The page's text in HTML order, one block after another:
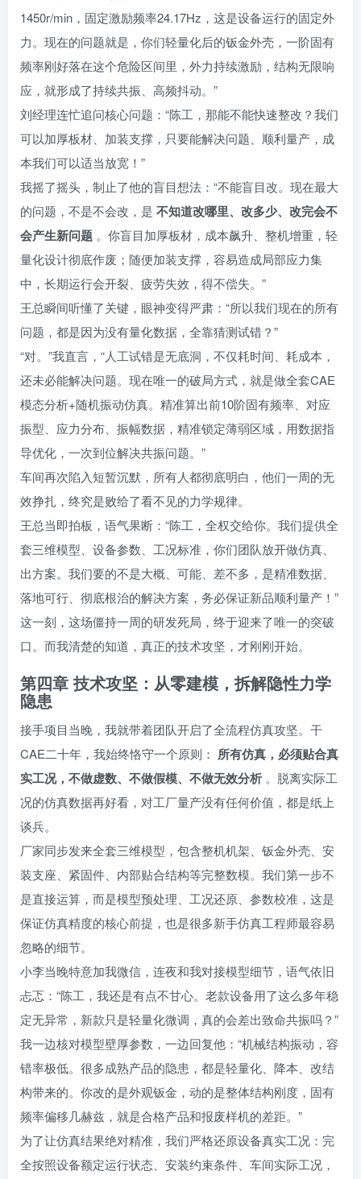
1450r/min，固定激励频率24.17Hz，这是设备运行的固定外
力。现在的问题就是，你们轻量化后的钣金外壳，一阶固有
频率刚好落在这个危险区间里，外力持续激励，结构无限响
应，就形成了持续共振、高频抖动。”
刘经理连忙追问核心问题：“陈工，那能不能快速整改？我们
可以加厚板材、加装支撑，只要能解决问题、顺利量产，成
本我们可以适当放宽！”
我摇了摇头，制止了他的盲目想法：“不能盲目改。现在最大
的问题，不是不会改，是 不知道改哪里、改多少、改完会不
会产生新问题 。你盲目加厚板材，成本飙升、整机增重，轻
量化设计彻底作废；随便加装支撑，容易造成局部应力集
中，长期运行会开裂、疲劳失效，得不偿失。”
王总瞬间听懂了关键，眼神变得严肃：“所以我们现在的所有
问题，都是因为没有量化数据，全靠猜测试错？”
“对。”我直言，“人工试错是无底洞，不仅耗时间、耗成本，
还未必能解决问题。现在唯一的破局方式，就是做全套CAE
模态分析+随机振动仿真。精准算出前10阶固有频率、对应
振型、应力分布、振幅数据，精准锁定薄弱区域，用数据指
导优化，一次到位解决共振问题。”
车间再次陷入短暂沉默，所有人都彻底明白，他们一周的无
效挣扎，终究是败给了看不见的力学规律。
王总当即拍板，语气果断：“陈工，全权交给你。我们提供全
套三维模型、设备参数、工况标准，你们团队放开做仿真、
出方案。我们要的不是大概、可能、差不多，是精准数据、
落地可行、彻底根治的解决方案，务必保证新品顺利量产！”
这一刻，这场僵持一周的研发死局，终于迎来了唯一的突破
口。而我清楚的知道，真正的技术攻坚，才刚刚开始。
第四章 技术攻坚：从零建模，拆解隐性力学
隐患
接手项目当晚，我就带着团队开启了全流程仿真攻坚。干
CAE二十年，我始终恪守一个原则： 所有仿真，必须贴合真
实工况，不做虚数、不做假模、不做无效分析 。脱离实际工
况的仿真数据再好看，对工厂量产没有任何价值，都是纸上
谈兵。
厂家同步发来全套三维模型，包含整机机架、钣金外壳、安
装支座、紧固件、内部贴合结构等完整数模。我们第一步不
是直接运算，而是模型预处理、工况还原、参数校准，这是
保证仿真精度的核心前提，也是很多新手仿真工程师最容易
忽略的细节。
小李当晚特意加我微信，连夜和我对接模型细节，语气依旧
忐忑：“陈工，我还是有点不甘心。老款设备用了这么多年稳
定无异常，新款只是轻量化微调，真的会差出致命共振吗？”
我一边核对模型壁厚参数，一边回复他：“机械结构振动，容
错率极低。很多成熟产品的隐患，都是轻量化、降本、改结
构带来的。你改的是外观钣金，动的是整体结构刚度，固有
频率偏移几赫兹，就是合格产品和报废样机的差距。”
为了让仿真结果绝对精准，我们严格还原设备真实工况：完
全按照设备额定运行状态、安装约束条件、车间实际工况，